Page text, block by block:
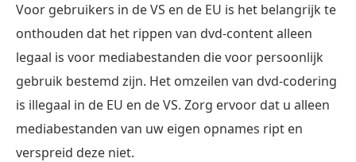
je
dvd's
MKV
converteren?
Deel
2.
Voor gebruikers in de VS en de EU is het belangrijk te
onthouden dat het rippen van dvd-content alleen
legaal is voor mediabestanden die voor persoonlijk
gebruik bestemd zijn. Het omzeilen van dvd-codering
is illegaal in de EU en de VS. Zorg ervoor dat u alleen
mediabestanden van uw eigen opnames ript en
verspreid deze niet.